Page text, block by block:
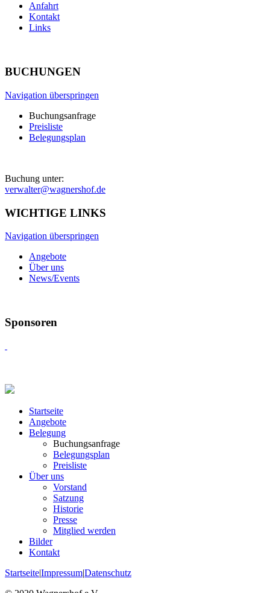
Anfahrt
Kontakt
Links
BUCHUNGEN
Navigation überspringen
Buchungsanfrage
Preisliste
Belegungsplan
Buchung unter:
verwalter@wagnershof.de
WICHTIGE LINKS
Navigation überspringen
Angebote
Über uns
News/Events
Sponsoren
Startseite
Angebote
Belegung
Buchungsanfrage
Belegungsplan
Preisliste
Über uns
Vorstand
Satzung
Historie
Presse
Mitglied werden
Bilder
Kontakt
Startseite|Impressum|Datenschutz